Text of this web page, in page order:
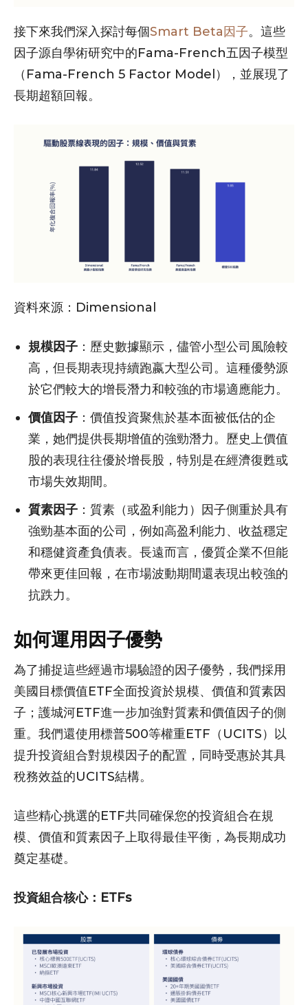
接下來我們深入探討每個Smart Beta因子。這些
因子源自學術研究中的Fama-French五因子模型
（Fama-French 5 Factor Model），並展現了
長期超額回報。
資料來源：Dimensional
規模因子 ：歷史數據顯示，儘管小型公司風險較
高，但長期表現持續跑嬴大型公司。這種優勢源
於它們較大的增長潛力和較強的市場適應能力。
價值因子 ：價值投資聚焦於基本面被低估的企
業，她們提供長期增值的強勁潛力。歷史上價值
股的表現往往優於增長股，特別是在經濟復甦或
市場失效期間。
質素因子 ：質素（或盈利能力）因子側重於具有
強勁基本面的公司，例如高盈利能力、收益穩定
和穩健資產負債表。長遠而言，優質企業不但能
帶來更佳回報，在市場波動期間還表現出較強的
抗跌力。
如何運用因子優勢
為了捕捉這些經過市場驗證的因子優勢，我們採用
美國目標價值ETF全面投資於規模、價值和質素因
子；護城河ETF進一步加強對質素和價值因子的側
重。我們還使用標普500等權重ETF（UCITS）以
提升投資組合對規模因子的配置，同時受惠於其具
稅務效益的UCITS結構。
這些精心挑選的ETF共同確保您的投資組合在規
模、價值和質素因子上取得最佳平衡，為長期成功
奠定基礎。
投資組合核心：ETFs